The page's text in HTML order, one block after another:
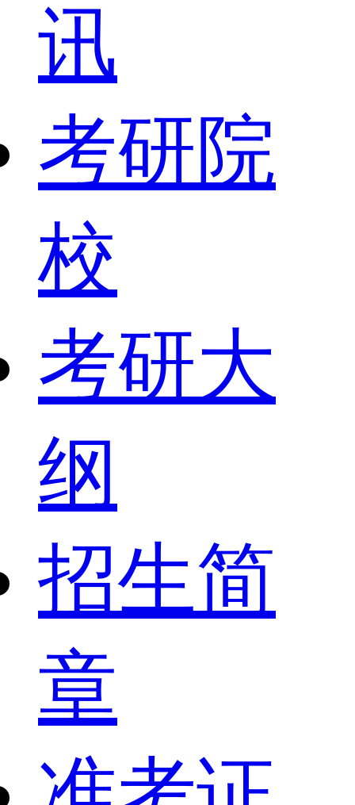
讯
考研院
校
考研大
纲
招生简
章